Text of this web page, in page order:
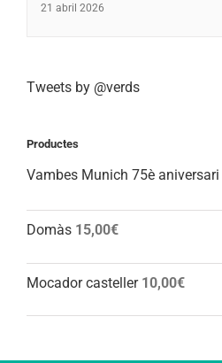
21 abril 2026
Tweets by @verds
Productes
Vambes Munich 75è aniversari
Domàs 15,00€
Mocador casteller 10,00€